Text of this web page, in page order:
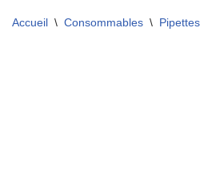
Accueil \ Consommables \ Pipettes